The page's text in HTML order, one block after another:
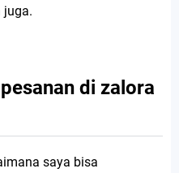
juga.
di zalora
saya bisa